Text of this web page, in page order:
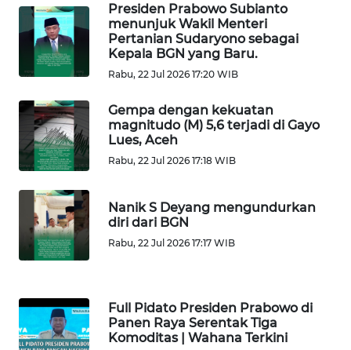
Presiden Prabowo Subianto
menunjuk Wakil Menteri
Pertanian Sudaryono sebagai
Kepala BGN yang Baru.
Rabu, 22 Jul 2026 17:20 WIB
Gempa dengan kekuatan
magnitudo (M) 5,6 terjadi di Gayo
Lues, Aceh
Rabu, 22 Jul 2026 17:18 WIB
Nanik S Deyang mengundurkan
diri dari BGN
Rabu, 22 Jul 2026 17:17 WIB
Full Pidato Presiden Prabowo di
Panen Raya Serentak Tiga
Komoditas | Wahana Terkini
WN
SIMALUNGUN
WN
WN
TAPANULI
TENGAH
WN DELI
SERDANG
TINGGI
WN